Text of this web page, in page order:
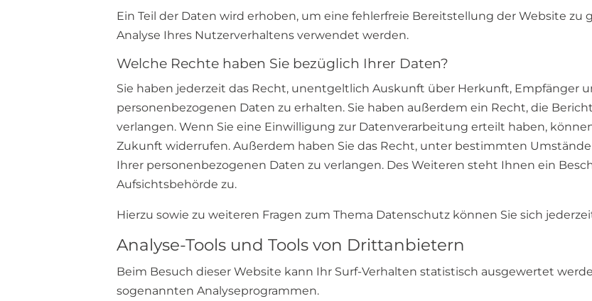
Ein Teil der Daten wird erhoben, um eine fehlerfreie Bereitstellung der Website zu
Analyse Ihres Nutzerverhaltens verwendet werden.
Welche Rechte haben Sie bezüglich Ihrer Daten?
Sie haben jederzeit das Recht, unentgeltlich Auskunft über Herkunft, Empfänger
personenbezogenen Daten zu erhalten. Sie haben außerdem ein Recht, die
verlangen. Wenn Sie eine Einwilligung zur Datenverarbeitung erteilt haben,
Zukunft widerrufen. Außerdem haben Sie das Recht, unter bestimmten
Ihrer personenbezogenen Daten zu verlangen. Des Weiteren steht Ihnen ein
Aufsichtsbehörde zu.
Hierzu sowie zu weiteren Fragen zum Thema Datenschutz können Sie sich
Analyse-Tools und Tools von Dritt­anbietern
Beim Besuch dieser Website kann Ihr Surf-Verhalten statistisch ausgewertet
sogenannten Analyseprogrammen.